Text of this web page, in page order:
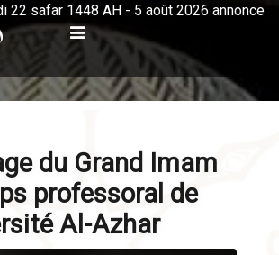
22 safar 1448 AH - 5 août 2026 annonce
du Grand Imam
professoral de
Al-Azhar